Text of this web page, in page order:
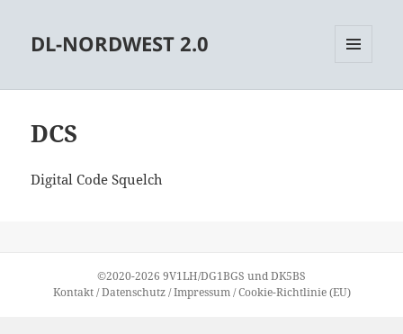
DL-NORDWEST 2.0
DCS
Digital Code Squelch
©2020-2026 9V1LH/DG1BGS undDK5BS
Kontakt/Datenschutz/Impressum/Cookie-Richtlinie (EU)